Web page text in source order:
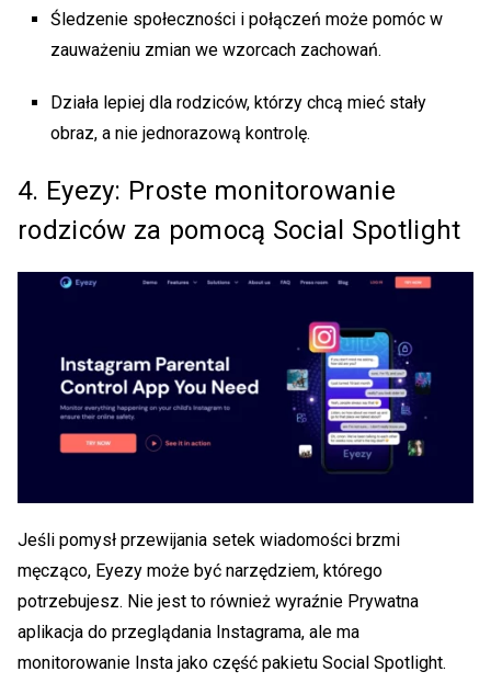
Śledzenie społeczności i połączeń może pomóc w
zauważeniu zmian we wzorcach zachowań.
Działa lepiej dla rodziców, którzy chcą mieć stały
obraz, a nie jednorazową kontrolę.
4. Eyezy: Proste monitorowanie
rodziców za pomocą Social Spotlight
Jeśli pomysł przewijania setek wiadomości brzmi
męcząco, Eyezy może być narzędziem, którego
potrzebujesz. Nie jest to również wyraźnie Prywatna
aplikacja do przeglądania Instagrama, ale ma
monitorowanie Insta jako część pakietu Social Spotlight.